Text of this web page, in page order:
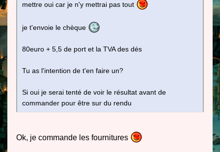
mettre oui car je n'y mettrai pas tout
je t'envoie le chèque
80euro + 5,5 de port et la TVA des dés
Tu as l'intention de t'en faire un?
Si oui je serai tenté de voir le résultat avant de
commander pour être sur du rendu
Ok, je commande les fournitures